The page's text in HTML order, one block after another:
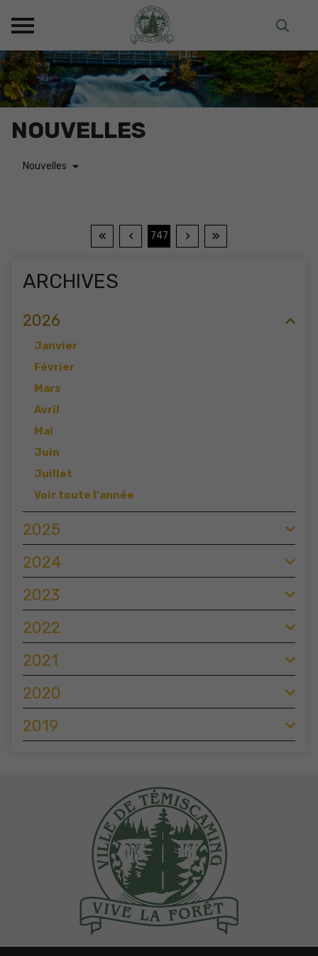
NOUVELLES
Nouvelles
747
ARCHIVES
2026
Janvier
Février
Mars
Avril
Mai
Juin
Juillet
Voir toute l'année
2025
2024
2023
2022
2021
2020
2019